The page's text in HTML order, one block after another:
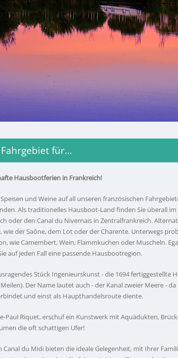
für…
Hausbootferien in Frankreich!
und Weine auf all unseren französischen
Als traditionelles Hausboot-Land finden Sie überall
oder den Canal du Nivernais in Zentralfrankreich.
wie der Saône, dem Lot oder der Charente. Unterwegs
wie Camembert, Wein, Flammkuchen oder Muscheln.
auf jeden Fall eine passende Hausbootregion.
Stück Ingenieurskunst - die 1694 fertiggestellte
Der Name lautet auch - der Kanal zweier Meere -
und einst als Haupthandelsroute diente.
Paul Riquet, erschuf ein Kunstwerk mit Aquädukten,
die oft schattigen Ufer!
Canal du Midi bieten die ideale Gelegenheit, mit Ihrer